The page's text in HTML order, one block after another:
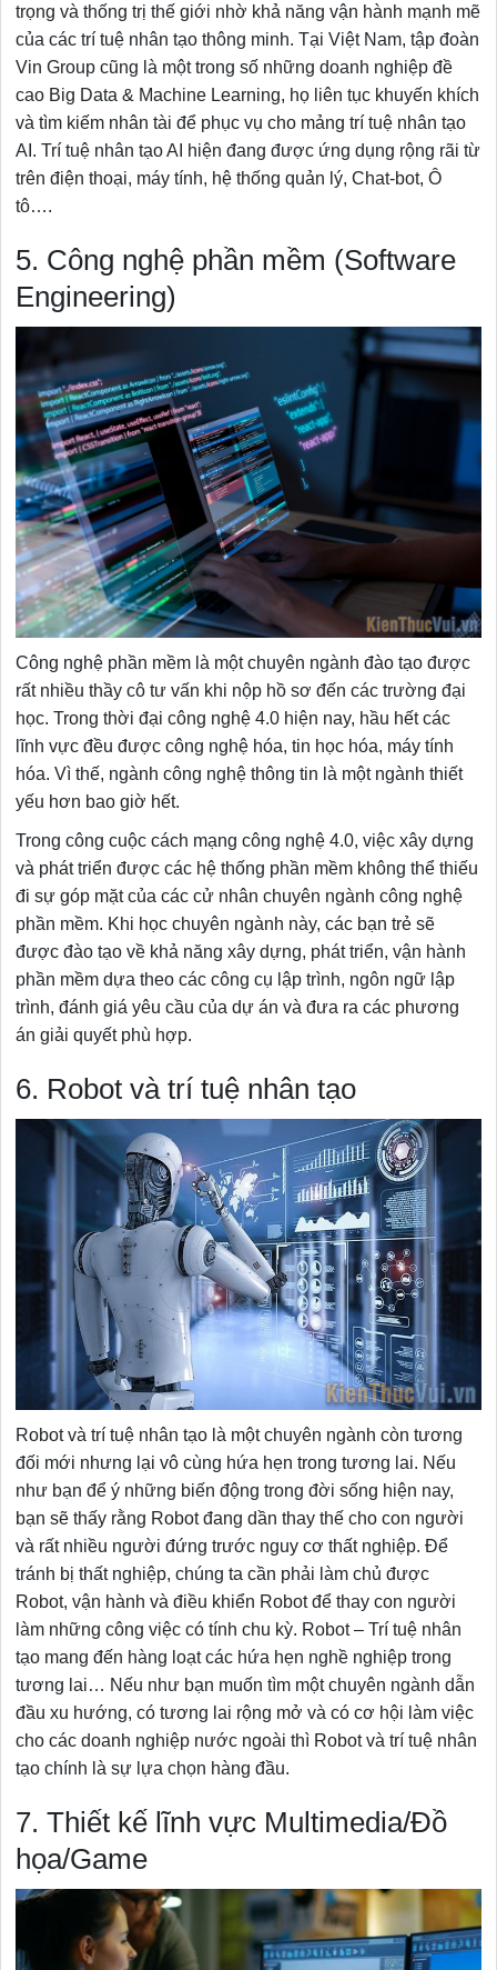
trọng và thống trị thế giới nhờ khả năng vận hành mạnh mẽ
của các trí tuệ nhân tạo thông minh. Tại Việt Nam, tập đoàn
Vin Group cũng là một trong số những doanh nghiệp đề
cao Big Data & Machine Learning, họ liên tục khuyến khích
và tìm kiếm nhân tài để phục vụ cho mảng trí tuệ nhân tạo
AI. Trí tuệ nhân tạo AI hiện đang được ứng dụng rộng rãi từ
trên điện thoại, máy tính, hệ thống quản lý, Chat-bot, Ô
tô….
5. Công nghệ phần mềm (Software
Engineering)
Công nghệ phần mềm là một chuyên ngành đào tạo được
rất nhiều thầy cô tư vấn khi nộp hồ sơ đến các trường đại
học. Trong thời đại công nghệ 4.0 hiện nay, hầu hết các
lĩnh vực đều được công nghệ hóa, tin học hóa, máy tính
hóa. Vì thế, ngành công nghệ thông tin là một ngành thiết
yếu hơn bao giờ hết.
Trong công cuộc cách mạng công nghệ 4.0, việc xây dựng
và phát triển được các hệ thống phần mềm không thể thiếu
đi sự góp mặt của các cử nhân chuyên ngành công nghệ
phần mềm. Khi học chuyên ngành này, các bạn trẻ sẽ
được đào tạo về khả năng xây dựng, phát triển, vận hành
phần mềm dựa theo các công cụ lập trình, ngôn ngữ lập
trình, đánh giá yêu cầu của dự án và đưa ra các phương
án giải quyết phù hợp.
6. Robot và trí tuệ nhân tạo
Robot và trí tuệ nhân tạo là một chuyên ngành còn tương
đối mới nhưng lại vô cùng hứa hẹn trong tương lai. Nếu
như bạn để ý những biến động trong đời sống hiện nay,
bạn sẽ thấy rằng Robot đang dần thay thế cho con người
và rất nhiều người đứng trước nguy cơ thất nghiệp. Để
tránh bị thất nghiệp, chúng ta cần phải làm chủ được
Robot, vận hành và điều khiển Robot để thay con người
làm những công việc có tính chu kỳ. Robot – Trí tuệ nhân
tạo mang đến hàng loạt các hứa hẹn nghề nghiệp trong
tương lai… Nếu như bạn muốn tìm một chuyên ngành dẫn
đầu xu hướng, có tương lai rộng mở và có cơ hội làm việc
cho các doanh nghiệp nước ngoài thì Robot và trí tuệ nhân
tạo chính là sự lựa chọn hàng đầu.
7. Thiết kế lĩnh vực Multimedia/Đồ
họa/Game